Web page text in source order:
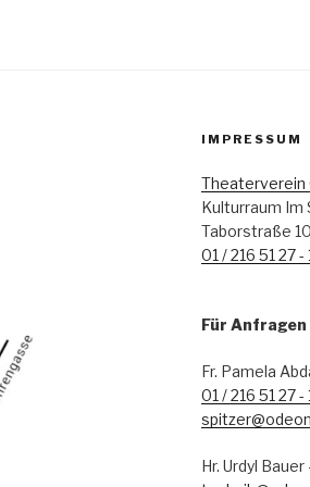
IMPRESSUM
Theaterverein
Kulturraum Im
Taborstraße
01 / 216 51 27 -
Für
Fr. Pamela
01 / 216 51 27 -
Hr. Urdyl